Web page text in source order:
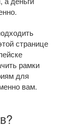
странице
рамки
для
вам.